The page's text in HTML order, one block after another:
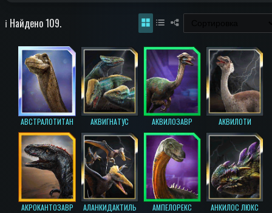
ℹ️ Найдено 109.
АВСТРАЛОТИТАН АКВИГНАТУС АКВИЛОЗАВР АКВИЛОТИ
АКРОКАНТОЗАВР АЛАНКИДАКТИЛЬ АМПЕЛОРЕКС АНКИЛОС ЛЮКС